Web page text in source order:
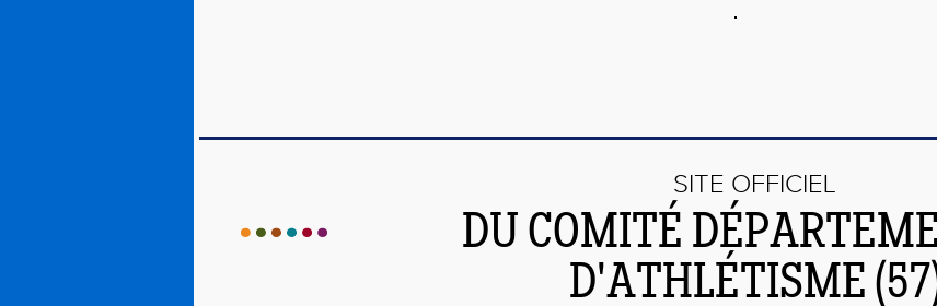
SITE OFFICIEL
DU COMITÉ
D'ATHLÉTISME